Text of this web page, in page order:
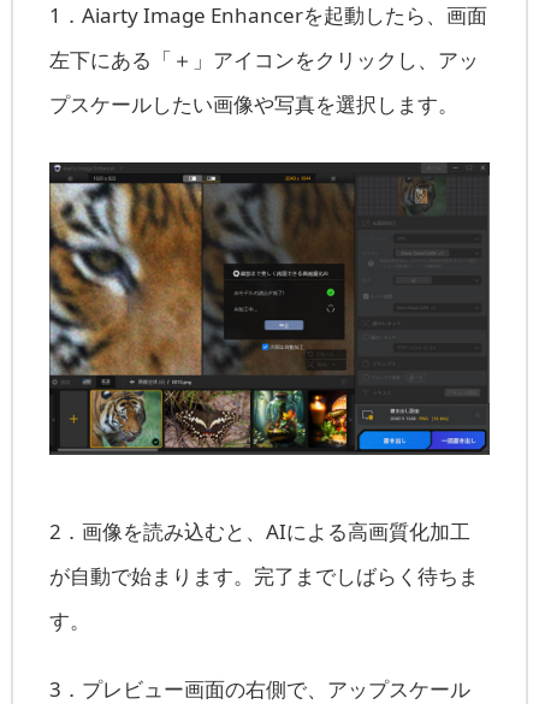
1．Aiarty Image Enhancerを起動したら、画面
左下にある「＋」アイコンをクリックし、アッ
プスケールしたい画像や写真を選択します。
2．画像を読み込むと、AIによる高画質化加工
が自動で始まります。完了までしばらく待ちま
す。
3．プレビュー画面の右側で、アップスケール